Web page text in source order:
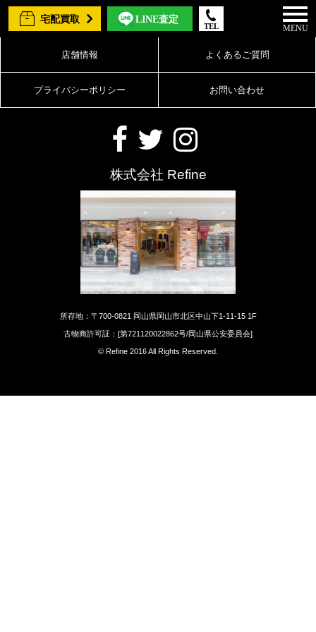
宅配買取 LINE査定
TEL MENU
店舗情報 よくあるご質問
プライバシーポリシー お問い合わせ
株式会社 Refine
所存地：〒700-0821 岡山県岡山市北区中山下1-11-15 1F
古物商許可証：[第721120022862号/岡山県公安委員会]
© Refine 2016 All Rights Reserved.